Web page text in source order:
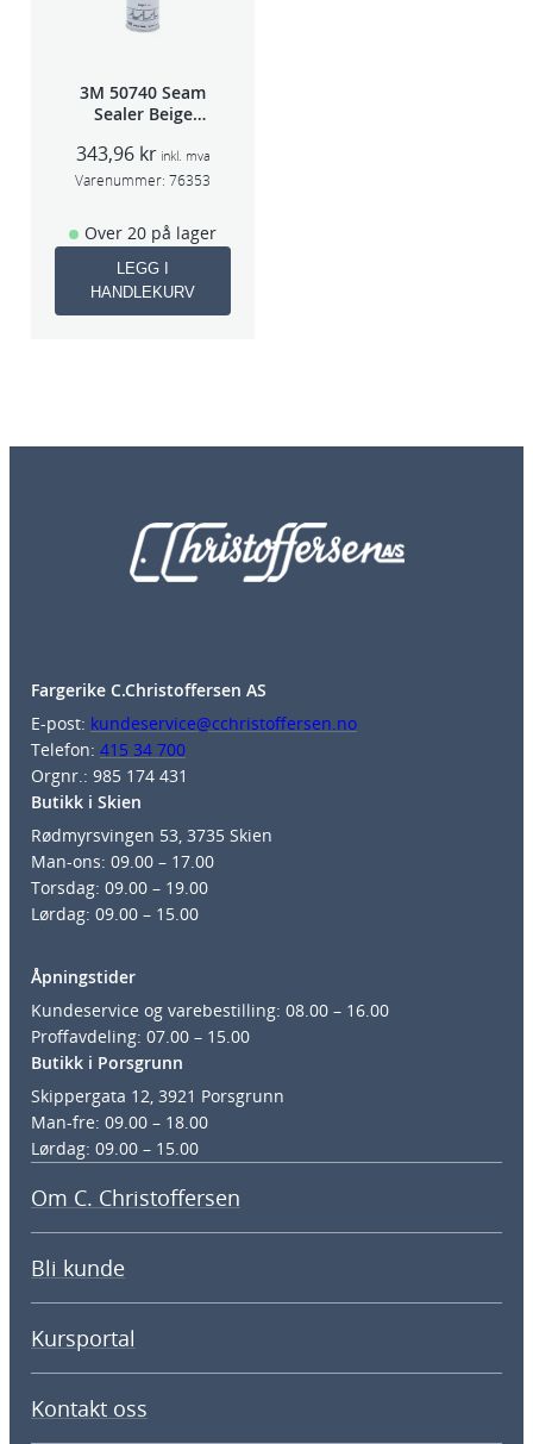
3M 50740 Seam
Sealer Beige
8851)
343,96 kr inkl. mva
Varenummer: 76353
Over 20 på lager
LEGG I
HANDLEKURV
Fargerike C.Christoffersen AS
E-post: kundeservice@cchristoffersen.no
Telefon: 415 34 700
Orgnr.: 985 174 431
Butikk i Skien
Rødmyrsvingen 53, 3735 Skien
Man-ons: 09.00 – 17.00
Torsdag: 09.00 – 19.00
Lørdag: 09.00 – 15.00
Åpningstider
Kundeservice og varebestilling: 08.00 – 16.00
Proffavdeling: 07.00 – 15.00
Butikk i Porsgrunn
Skippergata 12, 3921 Porsgrunn
Man-fre: 09.00 – 18.00
Lørdag: 09.00 – 15.00
Om C. Christoffersen
Bli kunde
Kursportal
Kontakt oss